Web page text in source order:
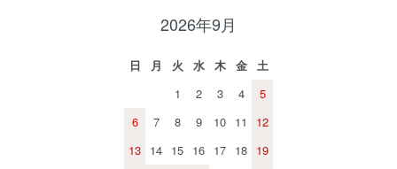
2026年9月
日 月 火 水 木 金
土
1
2 3 4
5
6
7 8 9 10 11
12
13 14 15 16 17 18 19